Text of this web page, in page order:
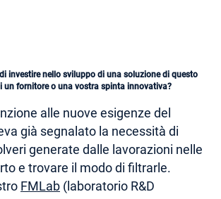
investire nello sviluppo di una soluzione di questo
un fornitore o una vostra spinta innovativa?
alle nuove esigenze del
già segnalato la necessità di
generate dalle lavorazioni nelle
e trovare il modo di filtrarle.
FMLab (laboratorio R&D